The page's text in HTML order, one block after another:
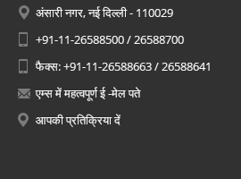
अंसारी नगर, नई दिल्ली - 110029
+91-11-26588500 / 26588700
फैक्स: +91-11-26588663 / 26588641
एम्स में महत्वपूर्ण ई -मेल पते
आपकी प्रतिक्रिया दें